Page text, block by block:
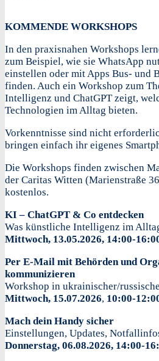
KOMMENDE WORKSHOPS
In den praxisnahen Workshops
zum Beispiel, wie sie WhatsApp
einstellen oder mit Apps Bus- und
finden. Auch ein Workshop zum
Intelligenz und ChatGPT zeigt,
Technologien im Alltag bieten.
Vorkenntnisse sind nicht
bringen einfach ihr eigenes
Die Workshops finden zwischen
der Caritas Witten (Marienstraße
kostenlos.
KI– ChatGPT & Co entdecken
Was künstliche Intelligenz im
Mittwoch, 13.05.2026, 14:00-
Per E-Mail mit Behörden und
kommunizieren
Workshop in ukrainischer/
Mittwoch, 15.07.2026, 10:00-
Mach dein Handy sicher
Einstellungen, Updates,
Donnerstag, 06.08.2026, 14:00-